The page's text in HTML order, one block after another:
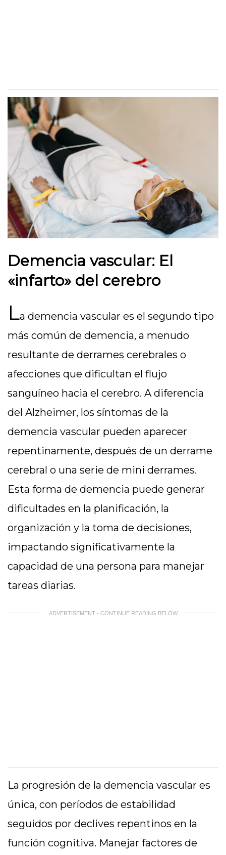
Demencia vascular: El
«infarto» del cerebro
La demencia vascular es el segundo tipo
más común de demencia, a menudo
resultante de derrames cerebrales o
afecciones que dificultan el flujo
sanguíneo hacia el cerebro. A diferencia
del Alzheimer, los síntomas de la
demencia vascular pueden aparecer
repentinamente, después de un derrame
cerebral o una serie de mini derrames.
Esta forma de demencia puede generar
dificultades en la planificación, la
organización y la toma de decisiones,
impactando significativamente la
capacidad de una persona para manejar
tareas diarias.
ADVERTISEMENT - CONTINUE READING BELOW
La progresión de la demencia vascular es
única, con períodos de estabilidad
seguidos por declives repentinos en la
función cognitiva. Manejar factores de